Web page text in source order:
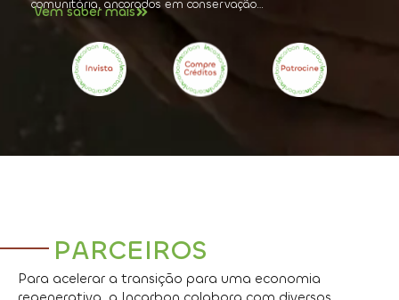
PARCEIROS
Para acelerar a transição para uma economia